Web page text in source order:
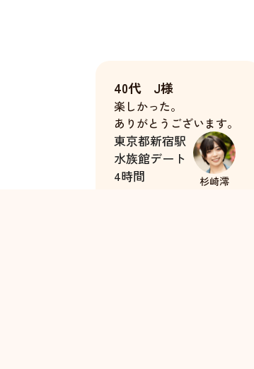
40代 J様
楽しかった。
ありがとうございます。
東京都新宿駅
水族館デート
4時間
杉崎澪